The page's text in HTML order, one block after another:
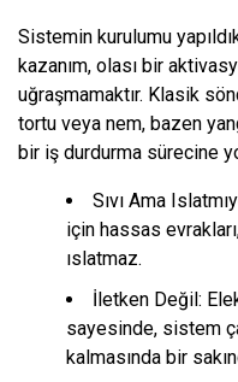
Sistemin kurulumu
kazanım, olası bir
uğraşmamaktır. Klasik
tortu veya nem, bazen
bir iş durdurma sürecine
Sıvı Ama
için hassas
ıslatmaz.
İletken Değil:
sayesinde, sistem
kalmasında bir